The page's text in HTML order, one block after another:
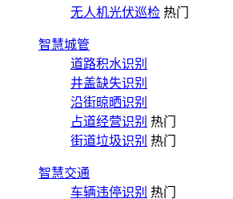
无人机光伏巡检 热门
智慧城管
道路积水识别
井盖缺失识别
沿街晾晒识别
占道经营识别 热门
街道垃圾识别 热门
智慧交通
车辆违停识别 热门